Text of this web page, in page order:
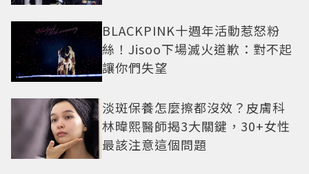
BLACKPINK十週年活動惹怒粉
絲！Jisoo下場滅火道歉：對不起
讓你們失望
淡斑保養怎麼擦都沒效？皮膚科
林暐熙醫師揭3大關鍵，30+女性
最該注意這個問題